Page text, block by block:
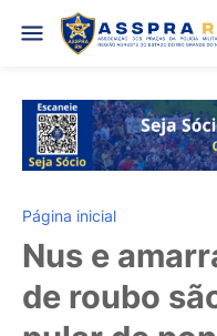
Página inicial
Nus e
de roubo